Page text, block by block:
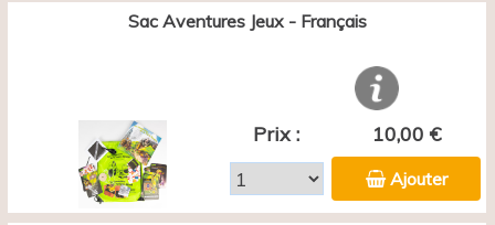
Sac Aventures Jeux - Français
Prix : 10,00 €
Ajouter